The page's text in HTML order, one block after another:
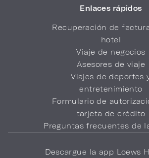
Enlaces rápidos
Recuperación de
hotel
Viaje de negocios
Asesores de viaje
Viajes de deportes
entretenimiento
Formulario de
tarjeta de crédito
Preguntas frecuentes de
Descargue la app Loews